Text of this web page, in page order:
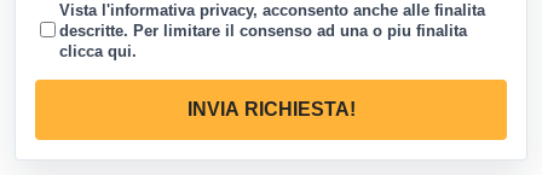
Vista l'informativa privacy, acconsento anche alle finalita
descritte. Per limitare il consenso ad una o piu finalita
clicca qui.
INVIA RICHIESTA!